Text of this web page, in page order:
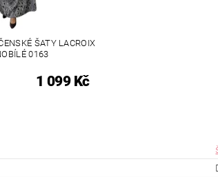
ŠATY LACROIX
0163
1 099 Kč